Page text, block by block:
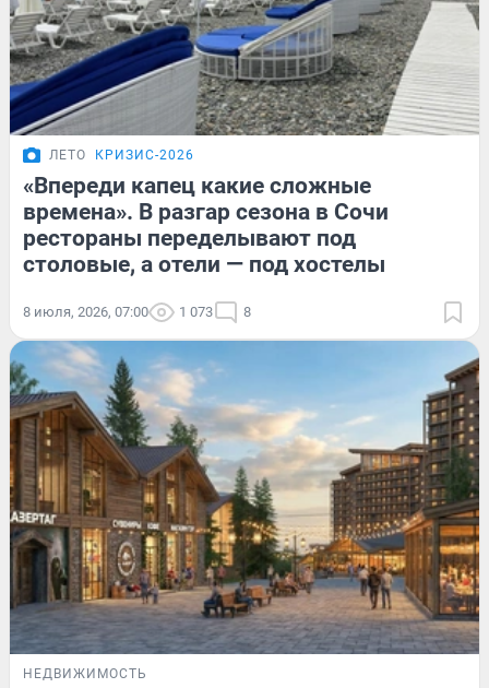
ЛЕТО КРИЗИС-2026
«Впереди капец какие сложные
времена». В разгар сезона в Сочи
рестораны переделывают под
столовые, а отели — под хостелы
8 июля, 2026, 07:00 1 073 8
НЕДВИЖИМОСТЬ